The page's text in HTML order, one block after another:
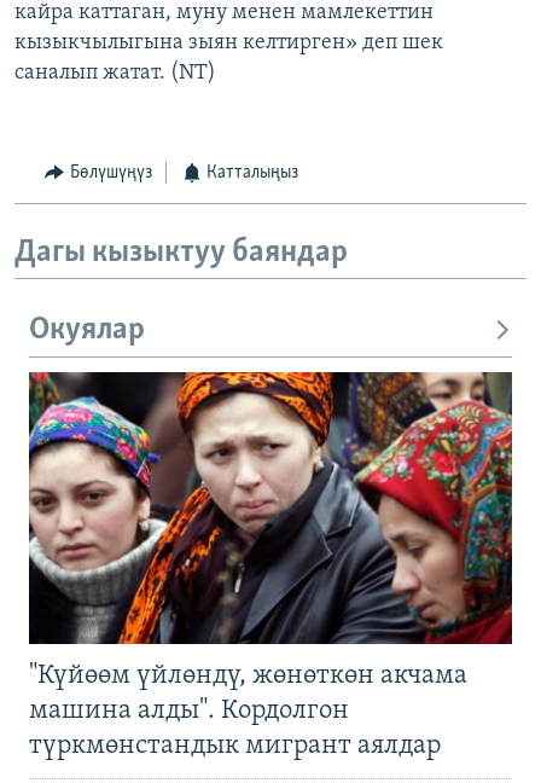
кайра каттаган, муну менен мамлекеттин
кызыкчылыгына зыян келтирген» деп шек
саналып жатат. (NT)
Бөлүшүңүз Катталыңыз
Дагы кызыктуу баяндар
Окуялар
"Күйөөм үйлөндү, жөнөткөн акчама
машина алды". Кордолгон
түркмөнстандык мигрант аялдар